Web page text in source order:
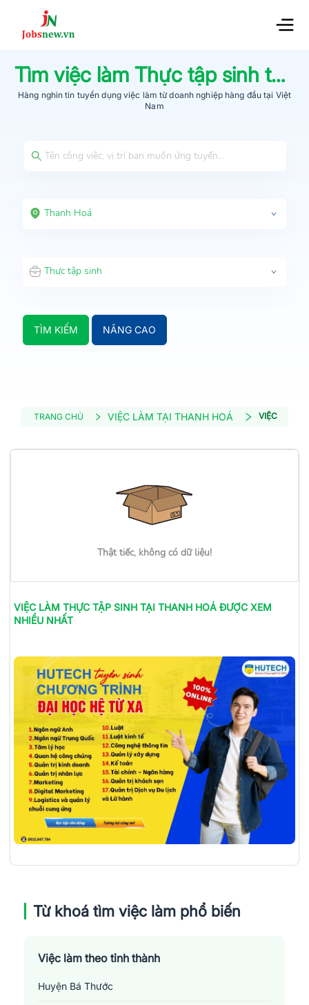
Tìm việc làmThực tập sinh tại
Hàng nghìn tin tuyển dụng việc làm từdoanh nghiệp hàng đầu tại Việt
Nam
Thanh Hoá
Thực tập sinh
TÌM KIẾM NÂNG CAO
TRANG CHỦ VIỆC LÀM TẠI THANH HOÁ VIỆC LÀM
Thật tiếc, không có dữ liệu!
VIỆC LÀM THỰC TẬP SINH TẠI THANH HOÁ ĐƯỢC XEM
NHIỀU NHẤT
Từ khoá tìm việc làm phổ biến
Việc làm theo tỉnh thành
Huyện Bá Thước